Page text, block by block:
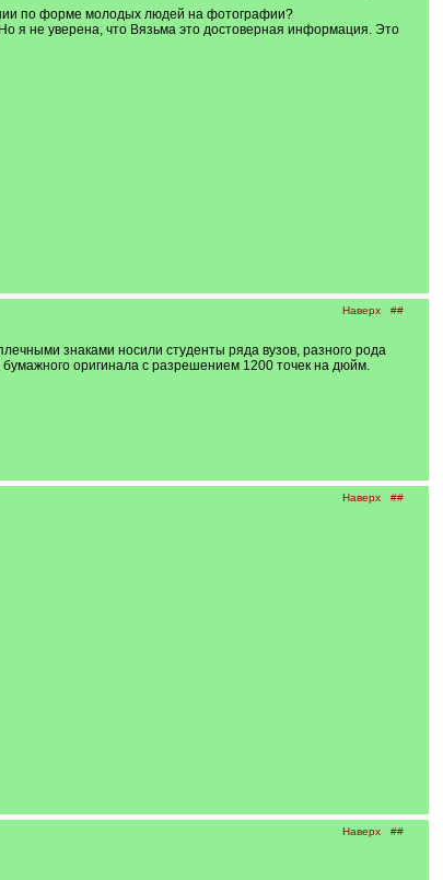
по форме молодых людей на фотографии?
я не уверена, что Вязьма это достоверная информация. Это
Наверх ##
знаками носили студенты ряда вузов, разного рода
оригинала с разрешением 1200 точек на дюйм.
Наверх ##
Наверх ##